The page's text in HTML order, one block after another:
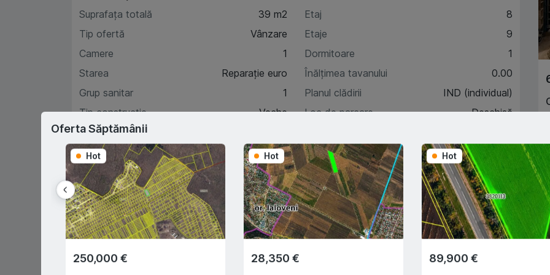
Suprafața totală
39 m2
Tip ofertă
Vânzare
Camere
1
Starea
Reparație euro
Grup sanitar
1
Tip construcție
Veche
Etaj
8
Etaje
9
Dormitoare
1
Înălțimea tavanului
0.00
Planul clădirii
IND (individual)
Loc de parcare
Deschisă
Caracteristici
Descriere
Prima rată 15%
Oferta Săptămânii
Hot
250,000 €
Hot
28,350 €
Hot
89,900 €